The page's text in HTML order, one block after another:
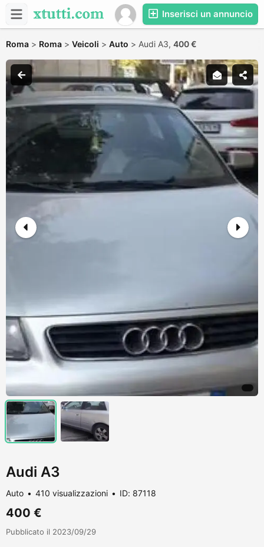
Inserisci un annuncio
Roma > Roma > Veicoli > Auto > Audi A3, 400 €
Audi A3
Auto 410 visualizzazioni ID: 87118
400 €
Pubblicato il 2023/09/29